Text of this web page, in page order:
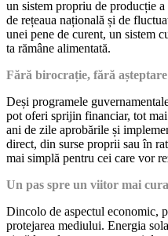
un sistem propriu de producție
de rețeaua națională și de
unei pene de curent, un sistem
ta rămâne alimentată.
Fără birocrație, fără așteptare
Deși programele
pot oferi sprijin financiar, tot
ani de zile aprobările și
direct, din surse proprii sau în
mai simplă pentru cei care vor
Un pas spre un viitor mai
Dincolo de aspectul economic,
protejarea mediului. Energia